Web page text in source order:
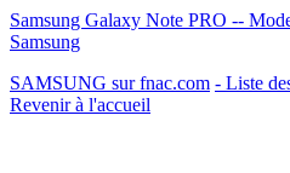
Samsung Galaxy Note PRO --
Samsung
SAMSUNG sur fnac.com - Liste
Revenir à l'accueil